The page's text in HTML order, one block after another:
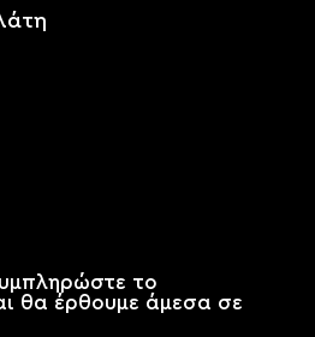
το
θα έρθουμε άμεσα σε